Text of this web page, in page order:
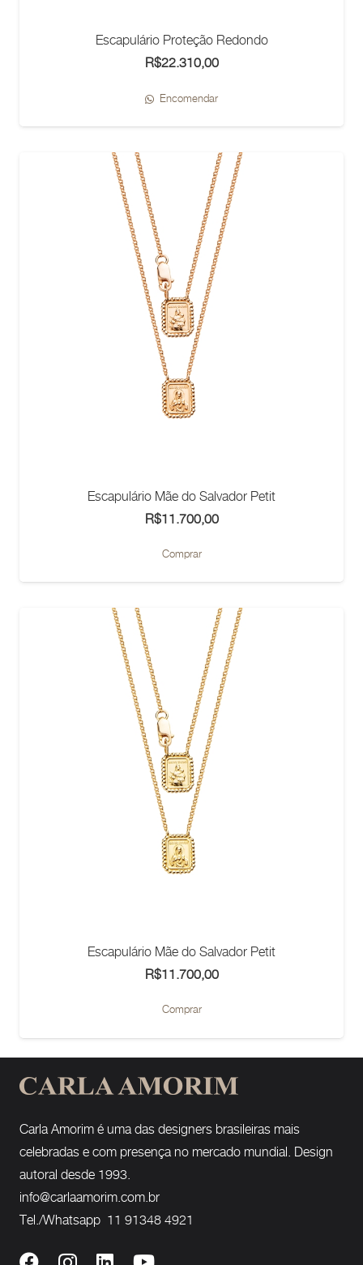
Escapulário Proteção Redondo
R$22.310,00
Encomendar
Escapulário Mãe do Salvador Petit
R$11.700,00
Comprar
Escapulário Mãe do Salvador Petit
R$11.700,00
Comprar
Carla Amorim é uma das designers brasileiras mais
celebradas e com presença no mercado mundial. Design
autoral desde 1993.
info@carlaamorim.com.br
Tel./Whatsapp 11 91348 4921